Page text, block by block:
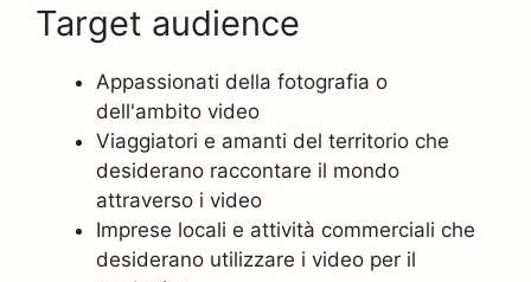
Target audience
Appassionati della fotografia o
dell'ambito video
Viaggiatori e amanti del territorio che
desiderano raccontare il mondo
attraverso i video
Imprese locali e attività commerciali che
desiderano utilizzare i video per il